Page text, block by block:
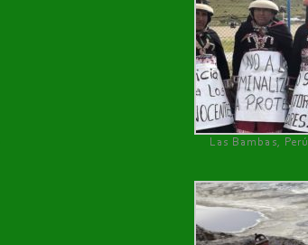
Las Bambas, Perú